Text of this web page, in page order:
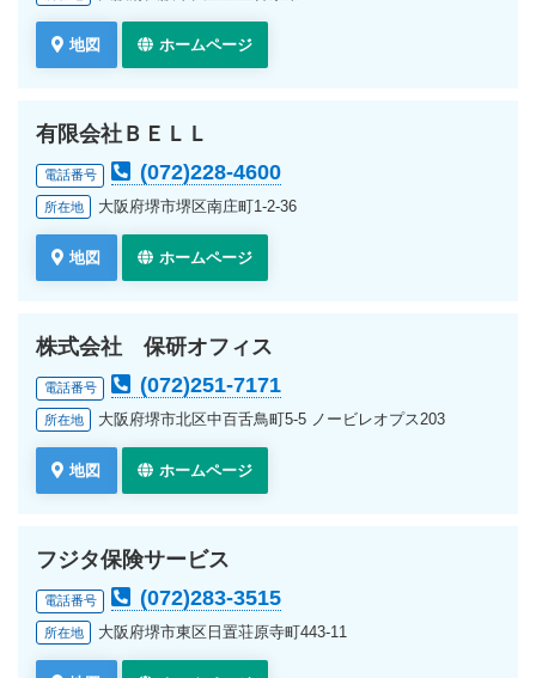
地図 ホームページ
有限会社ＢＥＬＬ
電話番号 (072)228-4600
所在地 大阪府堺市堺区南庄町1-2-36
地図 ホームページ
株式会社 保研オフィス
電話番号 (072)251-7171
所在地 大阪府堺市北区中百舌鳥町5-5 ノービレオプス203
地図 ホームページ
フジタ保険サービス
電話番号 (072)283-3515
所在地 大阪府堺市東区日置荘原寺町443-11